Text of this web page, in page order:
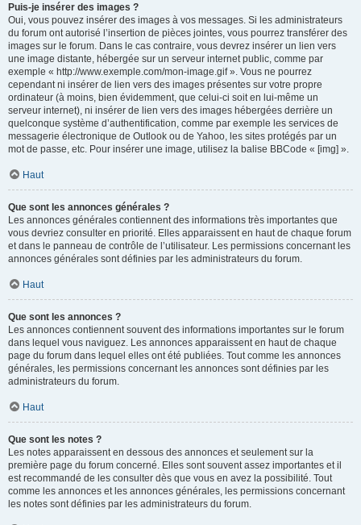
Puis-je insérer des images ?
Oui, vous pouvez insérer des images à vos messages. Si les administrateurs
du forum ont autorisé l’insertion de pièces jointes, vous pourrez transférer des
images sur le forum. Dans le cas contraire, vous devrez insérer un lien vers
une image distante, hébergée sur un serveur internet public, comme par
exemple « http://www.exemple.com/mon-image.gif ». Vous ne pourrez
cependant ni insérer de lien vers des images présentes sur votre propre
ordinateur (à moins, bien évidemment, que celui-ci soit en lui-même un
serveur internet), ni insérer de lien vers des images hébergées derrière un
quelconque système d’authentification, comme par exemple les services de
messagerie électronique de Outlook ou de Yahoo, les sites protégés par un
mot de passe, etc. Pour insérer une image, utilisez la balise BBCode « [img] ».
Haut
Que sont les annonces générales ?
Les annonces générales contiennent des informations très importantes que
vous devriez consulter en priorité. Elles apparaissent en haut de chaque forum
et dans le panneau de contrôle de l’utilisateur. Les permissions concernant les
annonces générales sont définies par les administrateurs du forum.
Haut
Que sont les annonces ?
Les annonces contiennent souvent des informations importantes sur le forum
dans lequel vous naviguez. Les annonces apparaissent en haut de chaque
page du forum dans lequel elles ont été publiées. Tout comme les annonces
générales, les permissions concernant les annonces sont définies par les
administrateurs du forum.
Haut
Que sont les notes ?
Les notes apparaissent en dessous des annonces et seulement sur la
première page du forum concerné. Elles sont souvent assez importantes et il
est recommandé de les consulter dès que vous en avez la possibilité. Tout
comme les annonces et les annonces générales, les permissions concernant
les notes sont définies par les administrateurs du forum.